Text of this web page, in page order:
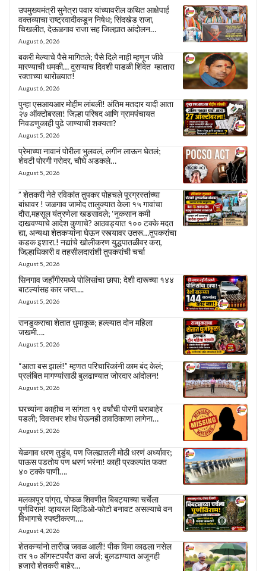
उपमुख्यमंत्री सुनेत्रा पवार यांच्यावरील कथित आक्षेपार्ह
वक्तव्याचा राष्ट्रवादीकडून निषेध; सिंदखेड राजा,
चिखलीत, देऊळगाव राजा सह जिल्ह्यात आंदोलन…
August 6, 2026
बकरी मेल्याचे पैसे मागितले; पैसे दिले नाही म्हणून जीवे
मारण्याची धमकी… दुसऱ्याच दिवशी पाडळी शिंदेत म्हातारा
रक्ताच्या थारोळ्यात!
August 6, 2026
पुन्हा एसआयआर मोहीम लांबली! अंतिम मतदार यादी आता
२७ ऑक्टोबरला! जिल्हा परिषद आणि ग्रामपंचायत
निवडणुकाही पुढे जाण्याची शक्यता?
August 5, 2026
प्रेमाच्या नावानं पोरीला भुलवलं, लगीन लाऊन घेतलं;
शेवटी पोरगी गरोदर, चौघे अडकले…
August 5, 2026
” शेतकरी नेते रविकांत तुपकर पोहचले पूरग्रस्तांच्या
बांधावर ! जळगाव जामोद तालुक्यात केला १५ गावांचा
दौरा,महसूल यंत्रणेला खडसावले; ‘नुकसान कमी
दाखवण्याचे आदेश कुणाचे? आठवड्यात १०० टक्के मदत
द्या, अन्यथा शेतकऱ्यांना घेऊन रस्त्यावर उतरू…तुपकरांचा
कडक इशारा.! नद्यांचे खोलीकरण युद्धपातळीवर करा,
जिल्हाधिकारी व तहसीलदारांशी तुपकरांची चर्चा
August 5, 2026
सिनगाव जहाँगीरमध्ये पोलिसांचा छापा; देशी दारूच्या १४४
बाटल्यांसह कार जप्त….
August 5, 2026
रानडुकराचा शेतात धुमाकूळ; हल्ल्यात दोन महिला
जखमी….
August 5, 2026
“आता बस झालं!” म्हणत परिचारिकांनी काम बंद केलं;
प्रलंबित मागण्यांसाठी बुलढाण्यात जोरदार आंदोलन!
August 5, 2026
घरच्यांना काहीच न सांगता १९ वर्षांची पोरगी घराबाहेर
पडली; दिवसभर शोध घेऊनही ठावठिकाणा लागेना…
August 5, 2026
येळगाव धरण तुडुंब, पण जिल्ह्यातली मोठी धरणं अर्ध्यावर;
पाऊस पडतोय पण धरणं भरंना! काही प्रकल्पांत फक्त
४० टक्के पाणी….
August 5, 2026
मलकापूर पांग्रा, पोफळ शिवणीत बिबट्याच्या चर्चेला
पूर्णविराम! व्हायरल व्हिडिओ-फोटो बनावट असल्याचे वन
विभागाचे स्पष्टीकरण….
August 4, 2026
शेतकऱ्यांनो तारीख जवळ आली! पीक विमा काढला नसेल
तर १० ऑगस्टपर्यंत करा अर्ज; बुलडाण्यात अजूनही
हजारो शेतकरी बाहेर…